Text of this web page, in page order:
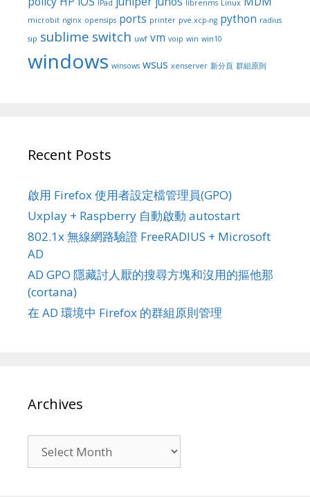
IPad librenms Linux
microbit nginx opensips ports printer pve.xcp-ng python radius
sip sublime switch uwf vm voip win win10
windows winsows wsus xenserver 新分頁 群組原則
Recent Posts
啟用 Firefox 使用者設定檔管理員(GPO)
Uxplay + Raspberry 自動啟動 autostart
802.1x 無線網路驗證 FreeRADIUS + Microsoft
AD
AD GPO 隱藏討人厭的搜尋方塊和沒用的摳他那
(cortana)
在 AD 環境中 Firefox 的群組原則管理
Archives